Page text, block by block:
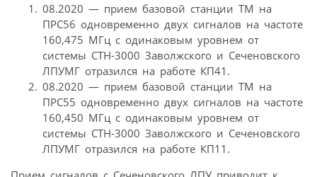
08.2020 — прием базовой станции ТМ на
ПРС56 одновременно двух сигналов на частоте
160,475 МГц с одинаковым уровнем от
системы СТН-3000 Заволжского и Сеченовского
ЛПУМГ отразился на работе КП41.
08.2020 — прием базовой станции ТМ на
ПРС55 одновременно двух сигналов на частоте
160,450 МГц с одинаковым уровнем от
системы СТН-3000 Заволжского и Сеченовского
ЛПУМГ отразился на работе КП11.